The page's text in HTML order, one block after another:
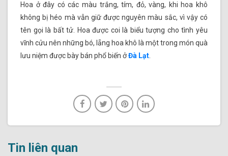
Hoa ở đây có các màu trắng, tím, đỏ, vàng, khi hoa khô
không bị héo mà vẫn giữ được nguyên màu sắc, vì vậy có
tên gọi là bất tử. Hoa được coi là biểu tượng cho tình yêu
vĩnh cửu nên những bó, lẵng hoa khô là một trong món quà
lưu niệm được bày bán phổ biến ởĐà Lạt
Tin liên quan